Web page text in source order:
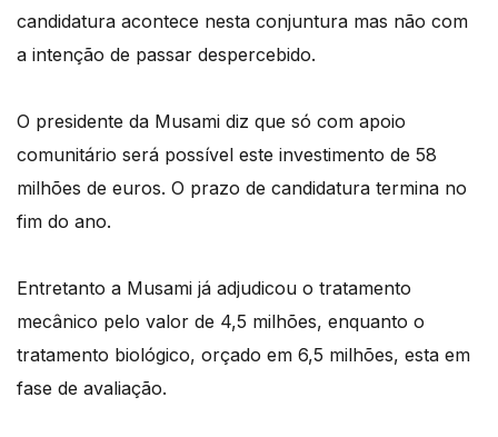
candidatura acontece nesta conjuntura mas não com
a intenção de passar despercebido.
O presidente da Musami diz que só com apoio
comunitário será possível este investimento de 58
milhões de euros. O prazo de candidatura termina no
fim do ano.
Entretanto a Musami já adjudicou o tratamento
mecânico pelo valor de 4,5 milhões, enquanto o
tratamento biológico, orçado em 6,5 milhões, esta em
fase de avaliação.